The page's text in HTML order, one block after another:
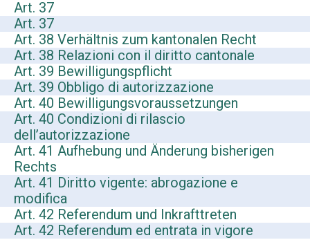
Art. 37
Art. 37
Art. 38 Verhältnis zum kantonalen Recht
Art. 38 Relazioni con il diritto cantonale
Art. 39 Bewilligungspflicht
Art. 39 Obbligo di autorizzazione
Art. 40 Bewilligungsvoraussetzungen
Art. 40 Condizioni di rilascio
dell’autorizzazione
Art. 41 Aufhebung und Änderung bisherigen
Rechts
Art. 41 Diritto vigente: abrogazione e
modifica
Art. 42 Referendum und Inkrafttreten
Art. 42 Referendum ed entrata in vigore